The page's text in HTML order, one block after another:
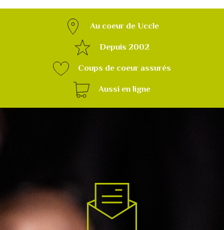
Au coeur de Uccle
Depuis 2002
Coups de coeur assurés
Aussi en ligne